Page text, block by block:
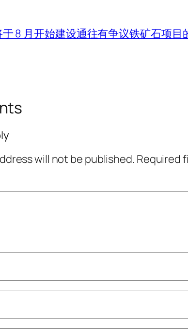
8 月开始建设通往有争议铁矿石项目
will not be published. Required